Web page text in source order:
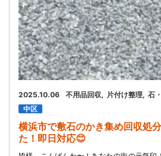
2025.10.06 不用品回収 片付け整理 石
中区
横浜市で敷石のかき集め回収処
た！即日対応😊